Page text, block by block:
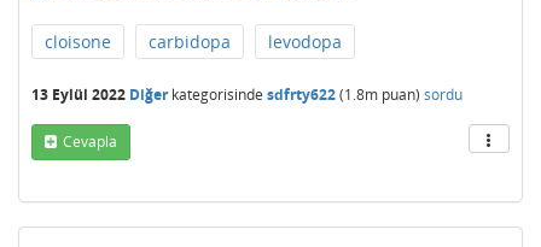
cloisone carbidopa levodopa
13 Eylül 2022 Diğerkategorisinde sdfrty622(1.8m puan) sordu
Cevapla